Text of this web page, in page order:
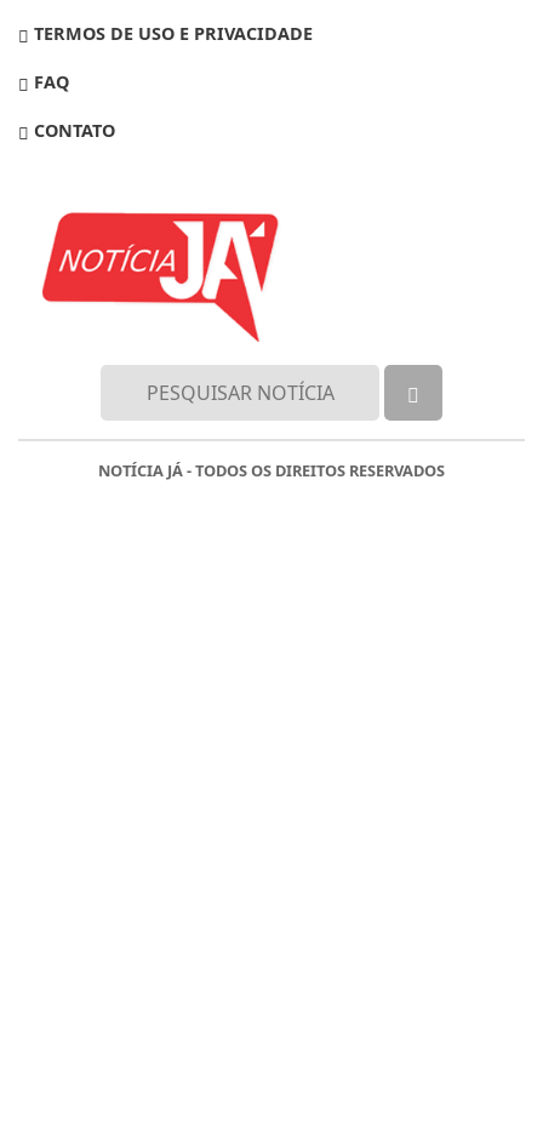
TERMOS DE USO E PRIVACIDADE
FAQ
CONTATO
NOTÍCIA JÁ - TODOS OS DIREITOS RESERVADOS